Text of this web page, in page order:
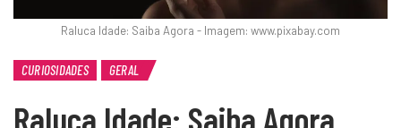
Raluca Idade: Saiba Agora - Imagem: www.pixabay.com
CURIOSIDADES GERAL
Raluca Idade: Saiba Agora